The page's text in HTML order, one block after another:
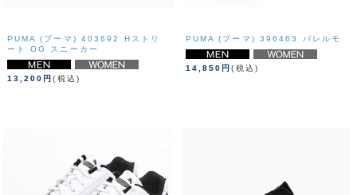
PUMA (プーマ) 403692 Hストリ
ート OG スニーカー
13,200円(税込)
PUMA (プーマ) 396463 パレルモ
14,850円(税込)